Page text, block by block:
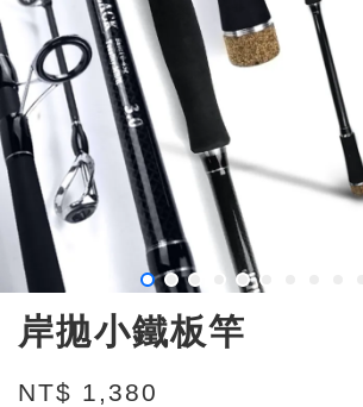
岸拋小鐵板竿
NT$ 1,380